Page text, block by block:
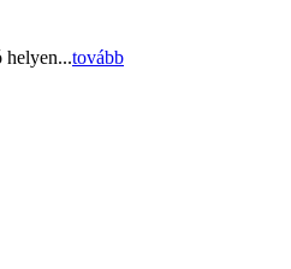
helyen...tovább